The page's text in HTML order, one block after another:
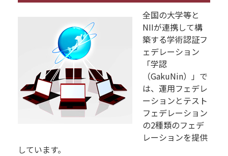
全国の大学等と
NIIが連携して構
築する学術認証フ
ェデレーション
「学認
（GakuNin）」で
は、運用フェデレ
ーションとテスト
フェデレーション
の2種類のフェデ
レーションを提供
しています。